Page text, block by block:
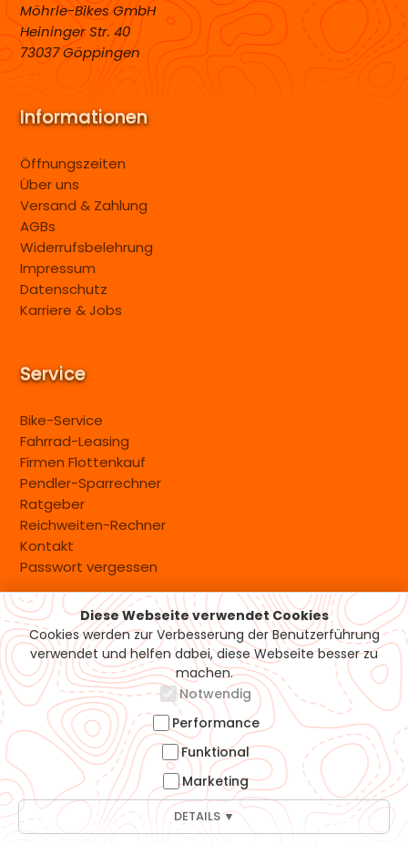
Möhrle-Bikes GmbH
Heininger Str. 40
73037 Göppingen
Informationen
Öffnungszeiten
Über uns
Versand & Zahlung
AGBs
Widerrufsbelehrung
Impressum
Datenschutz
Karriere & Jobs
Service
Bike-Service
Fahrrad-Leasing
Firmen Flottenkauf
Pendler-Sparrechner
Ratgeber
Reichweiten-Rechner
Kontakt
Passwort vergessen
Versand & Zahlung
Diese Webseite verwendet Cookies
Cookies werden zur Verbesserung der Benutzerführung
verwendet und helfen dabei, diese Webseite besser zu
machen.
Notwendig
Performance
Funktional
Marketing
DETAILS ▼